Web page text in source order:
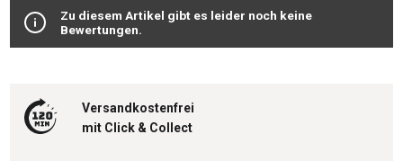
Zu diesem Artikel gibt es leider noch keine
Bewertungen.
Versandkostenfrei
mit Click & Collect